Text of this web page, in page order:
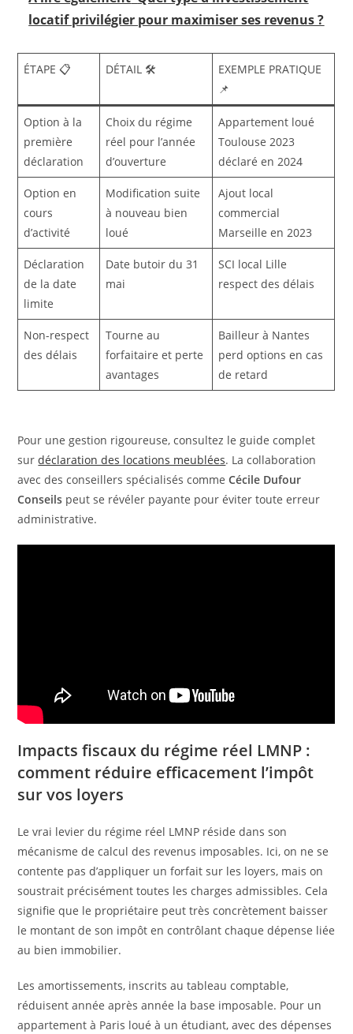
locatif privilégier pour maximiser ses revenus ?
ÉTAPE 📋 DÉTAIL 🛠️
EXEMPLE PRATIQUE
📌
Option à la
première
déclaration
Choix du régime
réel pour l’année
d’ouverture
Appartement loué
Toulouse 2023
déclaré en 2024
Option en
cours
d’activité
Modification suite
à nouveau bien
loué
Ajout local
commercial
Marseille en 2023
Déclaration
de la date
limite
Date butoir du 31
mai
SCI local Lille
respect des délais
Non-respect
des délais
Tourne au
forfaitaire et perte
avantages
Bailleur à Nantes
perd options en cas
de retard
Pour une gestion rigoureuse, consultez le guide complet
surdéclaration des locations meublées. La collaboration
avec des conseillers spécialisés commeCécile Dufour
Conseils peut se révéler payante pour éviter toute erreur
administrative.
Impacts fiscaux du régime réel LMNP :
comment réduire efficacement l’impôt
sur vos loyers
Le vrai levier du régime réel LMNP réside dans son
mécanisme de calcul des revenus imposables. Ici, on ne se
contente pas d’appliquer un forfait sur les loyers, mais on
soustrait précisément toutes les charges admissibles. Cela
signifie que le propriétaire peut très concrètement baisser
le montant de son impôt en contrôlant chaque dépense liée
au bien immobilier.
Les amortissements, inscrits au tableau comptable,
réduisent année après année la base imposable. Pour un
appartement à Paris loué à un étudiant, avec des dépenses